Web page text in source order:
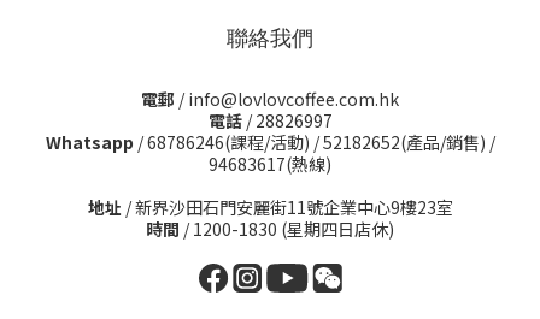
聯絡我們
電郵 / info@lovlovcoffee.com.hk
電話/ 28826997
Whatsapp /68786246(課程/活動) /52182652(產品/銷售) /
94683617(熱線)
地址 / 新界沙田石門安麗街11號企業中心9樓23室
時間 / 1200-1830 (星期四日店休)